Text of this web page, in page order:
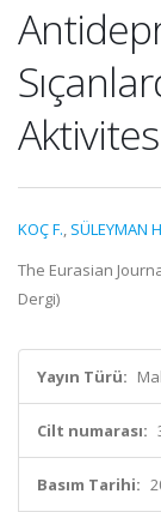
KOÇ F., SÜLEYMAN
The Eurasian
Dergi)
Yayın Türü:
Cilt numarası:
Basım Tarihi: